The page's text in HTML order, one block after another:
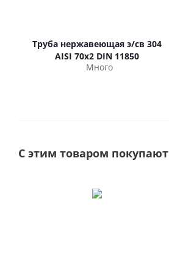
Труба нержавеющая э/св 304
AISI 70х2 DIN 11850
Много
С этим товаром покупают